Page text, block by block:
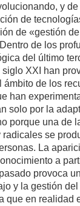
y
de
de «gestión
de los
del último
XXI han
ámbito de los
han
solo por la
porque una de
radicales se
La
a
provoca
y la gestión
que en realidad